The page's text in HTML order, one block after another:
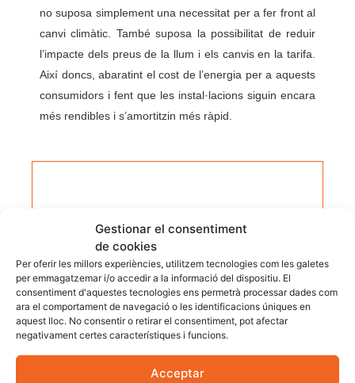
Gestionar el consentiment
de cookies
Per oferir les millors experiències, utilitzem tecnologies com les galetes
per emmagatzemar i/o accedir a la informació del dispositiu. El
consentiment d'aquestes tecnologies ens permetrà processar dades com
ara el comportament de navegació o les identificacions úniques en
aquest lloc. No consentir o retirar el consentiment, pot afectar
negativament certes característiques i funcions.
Acceptar
no suposa simplement una necessitat per a fer front al
canvi climàtic. També suposa la possibilitat de reduir
l’impacte dels preus de la llum i els canvis en la tarifa.
Així doncs, abaratint el cost de l’energia per a aquests
consumidors i fent que les instal·lacions siguin encara
més rendibles i s’amortitzin més ràpid.
Equip Tècnic Fotovol
Article elaborat per l’equip tècnic de Fotovol,
enginyeria EPC amb més de 25 anys
d’experiència i més de 25 MW de potència
instal·lada en projectes fotovoltaics a Girona
i Catalunya. Tots els nostres continguts són
revisats per tècnics instal·ladors amb